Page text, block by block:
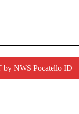
by NWS Pocatello ID